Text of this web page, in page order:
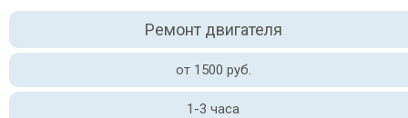
Ремонт двигателя
от 1500 руб.
1-3 часа